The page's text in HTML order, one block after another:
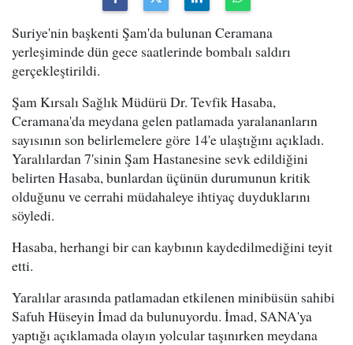
Suriye'nin başkenti Şam'da bulunan Ceramana
yerleşiminde dün gece saatlerinde bombalı saldırı
gerçekleştirildi.
Şam Kırsalı Sağlık Müdürü Dr. Tevfik Hasaba,
Ceramana'da meydana gelen patlamada yaralananların
sayısının son belirlemelere göre 14'e ulaştığını açıkladı.
Yaralılardan 7'sinin Şam Hastanesine sevk edildiğini
belirten Hasaba, bunlardan üçünün durumunun kritik
olduğunu ve cerrahi müdahaleye ihtiyaç duyduklarını
söyledi.
Hasaba, herhangi bir can kaybının kaydedilmediğini teyit
etti.
Yaralılar arasında patlamadan etkilenen minibüsün sahibi
Safuh Hüseyin İmad da bulunuyordu. İmad, SANA'ya
yaptığı açıklamada olayın yolcular taşınırken meydana